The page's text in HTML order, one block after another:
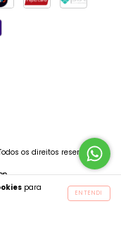
para
ENTENDI
os direitos reservados.